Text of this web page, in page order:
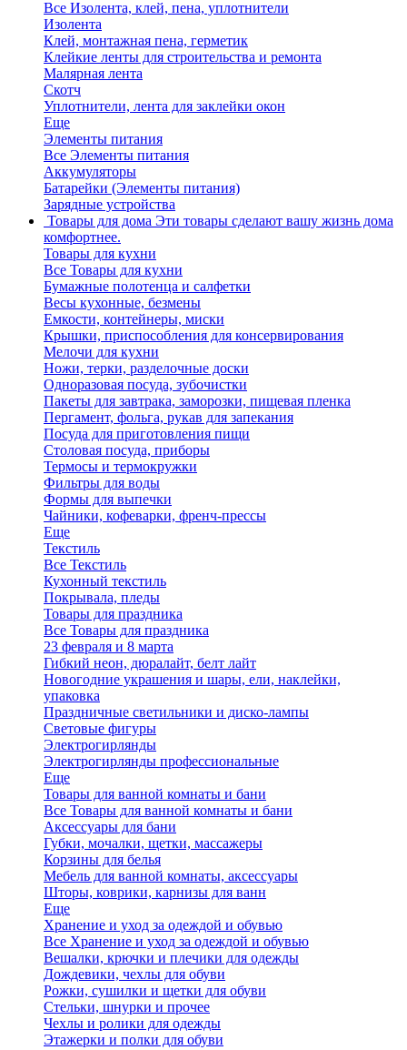
Все Изолента, клей, пена, уплотнители
Изолента
Клей, монтажная пена, герметик
Клейкие ленты для строительства и ремонта
Малярная лента
Скотч
Уплотнители, лента для заклейки окон
Еще
Элементы питания
Все Элементы питания
Аккумуляторы
Батарейки (Элементы питания)
Зарядные устройства
Товары для дома Эти товары сделают вашу жизнь дома
комфортнее.
Товары для кухни
Все Товары для кухни
Бумажные полотенца и салфетки
Весы кухонные, безмены
Емкости, контейнеры, миски
Крышки, приспособления для консервирования
Мелочи для кухни
Ножи, терки, разделочные доски
Одноразовая посуда, зубочистки
Пакеты для завтрака, заморозки, пищевая пленка
Пергамент, фольга, рукав для запекания
Посуда для приготовления пищи
Столовая посуда, приборы
Термосы и термокружки
Фильтры для воды
Формы для выпечки
Чайники, кофеварки, френч-прессы
Еще
Текстиль
Все Текстиль
Кухонный текстиль
Покрывала, пледы
Товары для праздника
Все Товары для праздника
23 февраля и 8 марта
Гибкий неон, дюралайт, белт лайт
Новогодние украшения и шары, ели, наклейки,
упаковка
Праздничные светильники и диско-лампы
Световые фигуры
Электрогирлянды
Электрогирлянды профессиональные
Еще
Товары для ванной комнаты и бани
Все Товары для ванной комнаты и бани
Аксессуары для бани
Губки, мочалки, щетки, массажеры
Корзины для белья
Мебель для ванной комнаты, аксессуары
Шторы, коврики, карнизы для ванн
Еще
Хранение и уход за одеждой и обувью
Все Хранение и уход за одеждой и обувью
Вешалки, крючки и плечики для одежды
Дождевики, чехлы для обуви
Рожки, сушилки и щетки для обуви
Стельки, шнурки и прочее
Чехлы и ролики для одежды
Этажерки и полки для обуви